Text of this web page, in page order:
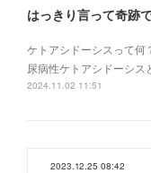
ケトアシドーシスって何
尿病性ケトアシドーシス
2024.11.02 11:51
2023.12.25 08:42